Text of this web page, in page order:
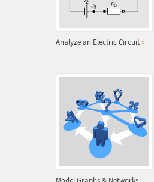
Analyze an Electric Circuit »